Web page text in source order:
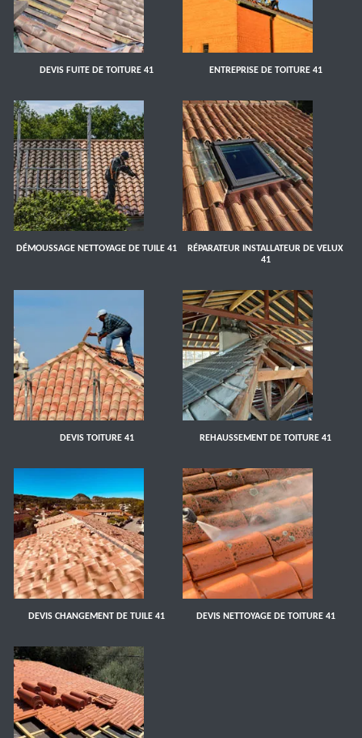
DEVIS FUITE DE TOITURE 41 ENTREPRISE DE TOITURE 41
DÉMOUSSAGE NETTOYAGE DE TUILE 41
RÉPARATEUR INSTALLATEUR DE VELUX
41
DEVIS TOITURE 41 REHAUSSEMENT DE TOITURE 41
DEVIS CHANGEMENT DE TUILE 41 DEVIS NETTOYAGE DE TOITURE 41